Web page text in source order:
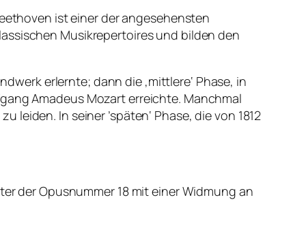
ist einer der angesehensten
Musikrepertoires und bilden den
erlernte; dann die ‚mittlere‘ Phase, in
Amadeus Mozart erreichte. Manchmal
In seiner ’späten‘ Phase, die von 1812
der Opusnummer 18 mit einer Widmung an